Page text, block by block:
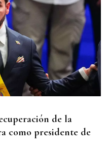
de la
como presidente de